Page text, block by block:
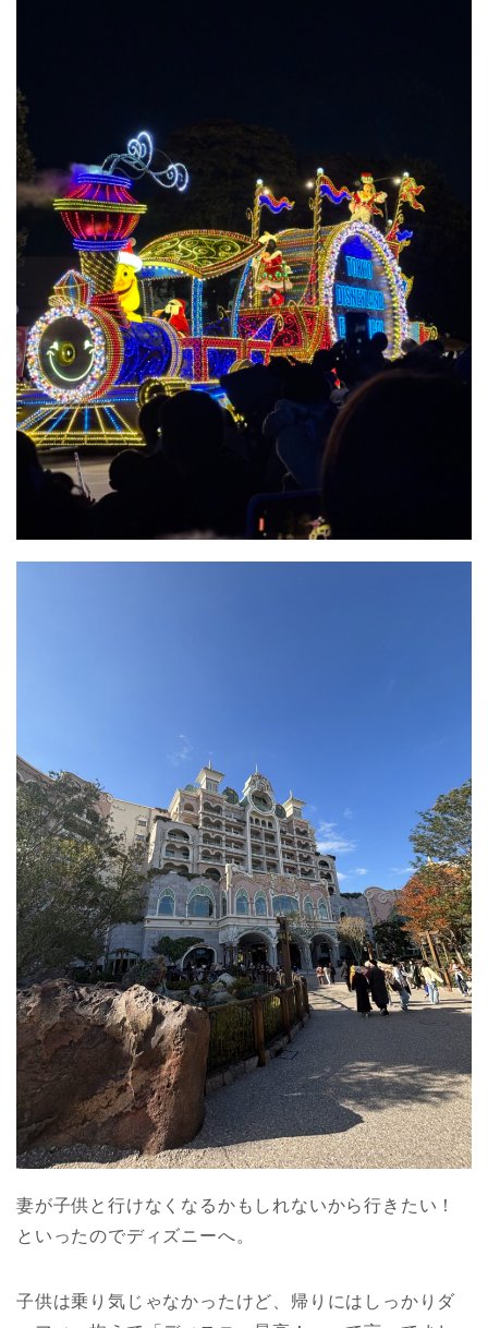
妻が子供と行けなくなるかもしれないから行きたい！
といったのでディズニーへ。
子供は乗り気じゃなかったけど、帰りにはしっかりダ